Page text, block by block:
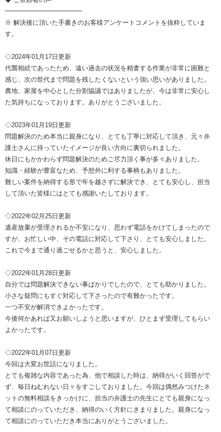
━━━━━━━━━━━━
※ 解決後に頂いた手書きのお客様アンケートコメントを抜粋していま
す。
◇2024年01月17日更新
代襲相続であったため、遠い過去の状況を精査する作業が非常に困難と
感じ、次の世代まで問題を残したくないという強い思いがありました。
農地、家屋を中心とした分割協議ではありましたが、今は非常に安心し
た気持ちになっております。ありがとうございました。
◇2023年01月19日更新
問題解決のため本当に親身になり、とても丁寧に対応して頂き、元々弁
護士さんに持っていたイメージが良い方向に裏切られました。
休日にもかかわらず問題解決のためご尽力頂く事が多々ありました。
知識・経験が豊富なため、予想外に利する事柄もありました。
難しい案件を納得する形で年を越さずに解決でき、とても安心し、担当
して頂いた皆様にはとても感謝いたしております。
◇2022年02月25日更新
遺産放棄が受理されるか不安になり、思わず電話をかけてしまったので
すが、お忙しい中、その電話に対応して下さり、とても安心しました。
これで今まで通り過ごせるかと思うと、安心しました。
◇2022年01月28日更新
自分では問題解決できない事ばかりでしたので、とても助かりました。
小さな疑問にもすぐ対応して下さったので有難かったです。
一つ不安が解消できよかったです。
今後何かあれば又お願いしようと思いますが、ひとまず受理してもらい
よかったです。
◇2022年01月07日更新
今回は大変お世話になりました。
とても複雑な内容であった為、他で相談した時は、納得がいく回答がで
ず、毎日ねむれない日々をすごしておりました。今回は偶然みつけたネ
ットの無料相談をきっかけに、担当の弁護士の先生にとても親身になっ
て相談にのっていただき、納得のいく方針にきまりました。親身になっ
て相談にのっていただき本当にありがとうございました。